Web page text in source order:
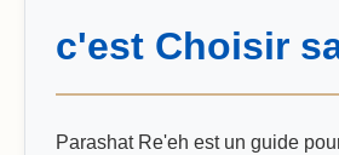
c'est Choisir
Parashat Re'eh est un guide